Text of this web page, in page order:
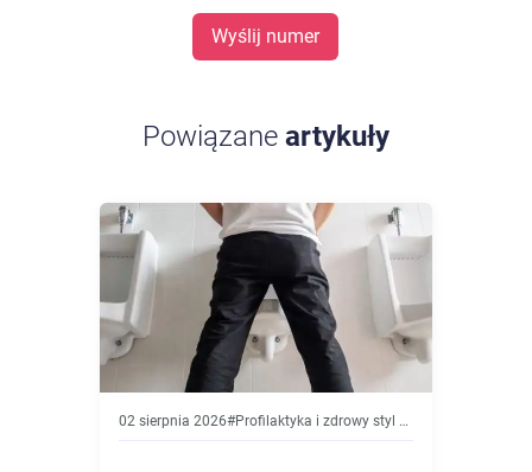
Wyślij numer
Powiązane artykuły
02 sierpnia 2026#Profilaktyka i zdrowy styl życia